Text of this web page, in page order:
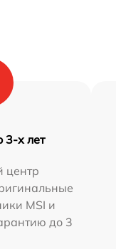
3-х лет
центр
MSI и
до 3